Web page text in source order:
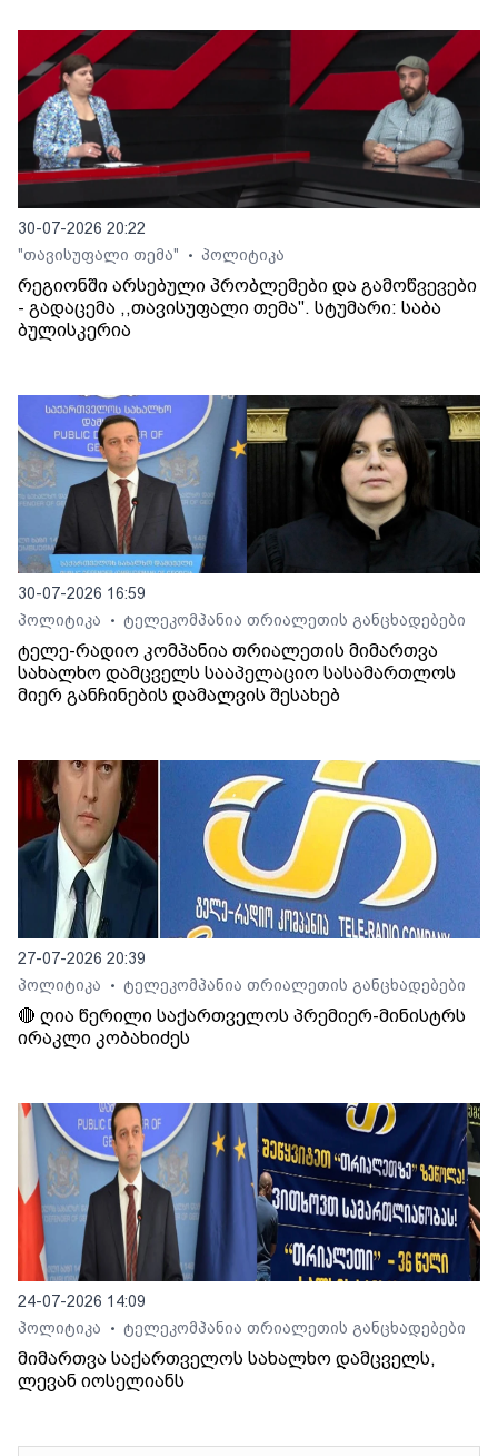
30-07-2026 20:22
"თავისუფალი თემა"
• პოლიტიკა
რეგიონში არსებული პრობლემები და გამოწვევები
- გადაცემა ,,თავისუფალი თემა". სტუმარი: საბა
ბულისკერია
30-07-2026 16:59
პოლიტიკა
• ტელეკომპანია თრიალეთის განცხადებები
ტელე-რადიო კომპანია თრიალეთის მიმართვა
სახალხო დამცველს სააპელაციო სასამართლოს
მიერ განჩინების დამალვის შესახებ
27-07-2026 20:39
პოლიტიკა
• ტელეკომპანია თრიალეთის განცხადებები
🔴 ღია წერილი საქართველოს პრემიერ-მინისტრს
ირაკლი კობახიძეს
24-07-2026 14:09
პოლიტიკა
• ტელეკომპანია თრიალეთის განცხადებები
მიმართვა საქართველოს სახალხო დამცველს,
ლევან იოსელიანს